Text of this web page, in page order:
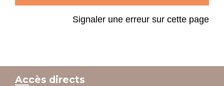
Signaler une erreur sur cette page
Accès directs